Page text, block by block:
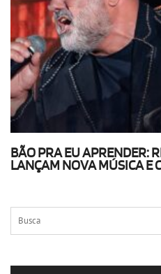
BÃO PRA EU APRENDER:
LANÇAM NOVA MÚSICA E